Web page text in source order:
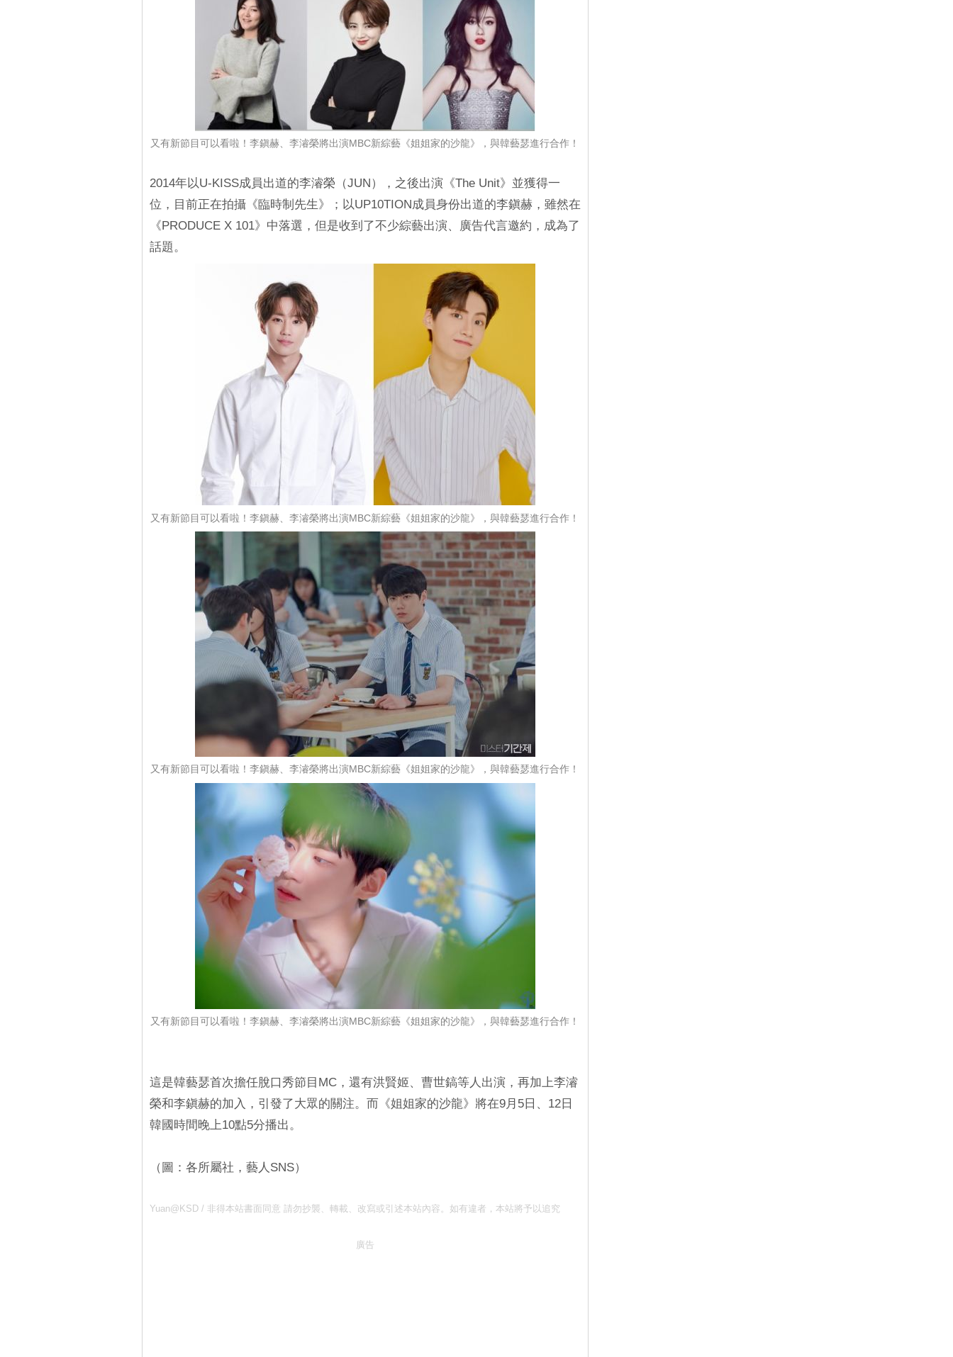
又有新節目可以看啦！李鎭赫、李濬榮將出演MBC新綜藝《姐姐家的沙龍》，與韓藝瑟進行合作！
2014年以U-KISS成員出道的李濬榮（JUN），之後出演《The Unit》並獲得一
位，目前正在拍攝《臨時制先生》；以UP10TION成員身份出道的李鎭赫，雖然在
《PRODUCE X 101》中落選，但是收到了不少綜藝出演、廣告代言邀約，成為了
話題。
又有新節目可以看啦！李鎭赫、李濬榮將出演MBC新綜藝《姐姐家的沙龍》，與韓藝瑟進行合作！
又有新節目可以看啦！李鎭赫、李濬榮將出演MBC新綜藝《姐姐家的沙龍》，與韓藝瑟進行合作！
又有新節目可以看啦！李鎭赫、李濬榮將出演MBC新綜藝《姐姐家的沙龍》，與韓藝瑟進行合作！
這是韓藝瑟首次擔任脫口秀節目MC，還有洪賢姬、曹世鎬等人出演，再加上李濬
榮和李鎭赫的加入，引發了大眾的關注。而《姐姐家的沙龍》將在9月5日、12日
韓國時間晚上10點5分播出。
（圖：各所屬社，藝人SNS）
Yuan@KSD / 非得本站書面同意 請勿抄襲、轉載、改寫或引述本站內容。如有違者，本站將予以追究
廣告